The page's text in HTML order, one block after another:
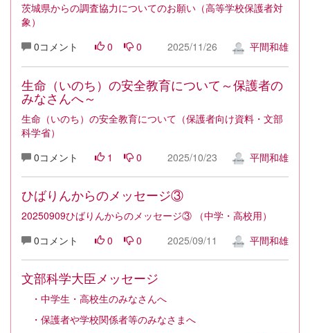
茨城県からの調査協力についてのお願い（高等学校保護者対
象）
0コメント
0 0 2025/11/26 平間和雄
生命（いのち）の安全教育について～保護者の
みなさんへ～
生命（いのち）の安全教育について（保護者向け資料・文部
科学省）
0コメント
1 0 2025/10/23 平間和雄
ひばりんからのメッセージ③
20250909ひばりんからのメッセージ③ （中学・高校用）
0コメント
0 0 2025/09/11 平間和雄
文部科学大臣メッセージ
・中学生・高校生のみなさんへ
・保護者や学校関係者等のみなさまへ